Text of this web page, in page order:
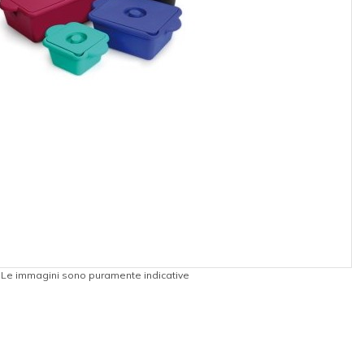
Le immagini sono puramente indicative